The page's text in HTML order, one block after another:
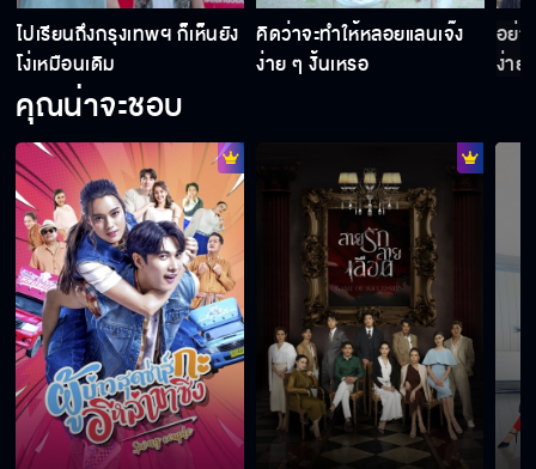
ไปเรียนถึงกรุงเทพฯ ก็เห็นยัง
โง่เหมือนเดิม
คิดว่าจะทำให้หลอยแลนเจ๊ง
ง่าย ๆ งั้นเหรอ
อย่า
ง่าย
คุณน่าจะชอบ